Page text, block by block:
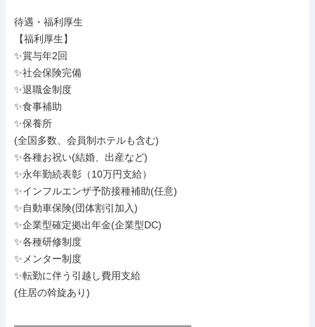
待遇・福利厚生
【福利厚生】
✨賞与年2回
✨社会保険完備
✨退職金制度
✨食事補助
✨保養所
(全国多数、会員制ホテルも含む)
✨各種お祝い(結婚、出産など)
✨永年勤続表彰（10万円支給）
✨インフルエンザ予防接種補助(任意)
✨自動車保険(団体割引加入)
✨企業型確定拠出年金(企業型DC)
✨各種研修制度
✨メンター制度
✨転勤に伴う引越し費用支給
(住居の斡旋あり)